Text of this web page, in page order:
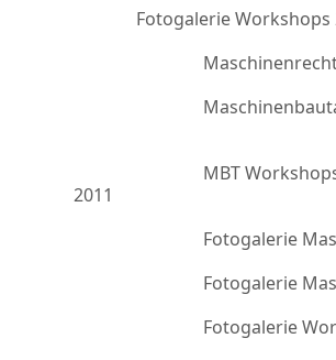
Fotogalerie Workshops
2011
MBT
Fotogalerie
Fotogalerie
Fotogalerie